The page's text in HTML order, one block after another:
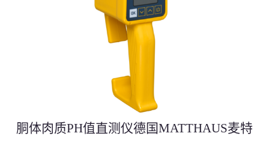
胴体肉质PH值直测仪德国MATTHAUS麦特